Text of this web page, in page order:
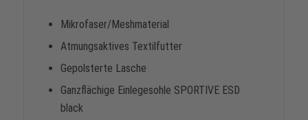
Mikrofaser/Meshmaterial
Atmungsaktives Textilfutter
Gepolsterte Lasche
Ganzflächige Einlegesohle SPORTIVE ESD
black